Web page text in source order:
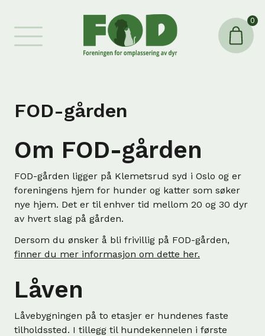
0
FOD-gården
Om FOD-gården
FOD-gården ligger på Klemetsrud syd i Oslo og er
foreningens hjem for hunder og katter som søker
nye hjem. Det er til enhver tid mellom 20 og 30 dyr
av hvert slag på gården.
Dersom du ønsker å bli frivillig på FOD-gården,
finner du mer informasjon om dette her.
Låven
Låvebygningen på to etasjer er hundenes faste
tilholdssted. I tillegg til hundekennelen i første